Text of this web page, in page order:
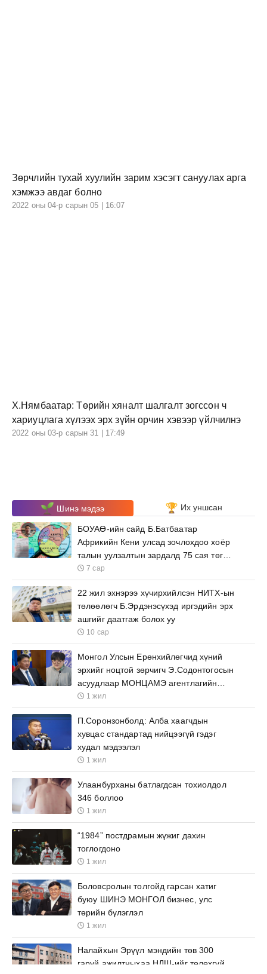
Зөрчлийн тухай хуулийн зарим хэсэгт сануулах арга
хэмжээ авдаг болно
2022 оны 04-р сарын 05 | 16:07
Х.Нямбаатар: Төрийн хяналт шалгалт зогссон ч
хариуцлага хүлээх эрх зүйн орчин хэвээр үйлчилнэ
2022 оны 03-р сарын 31 | 17:49
Шинэ мэдээ Их уншсан
БОУАӨ-ийн сайд Б.Батбаатар
Африкийн Кени улсад зочлохдоо хоёр
талын уулзалтын зардалд 75 сая төгрөг
зарцуулна
7 сар
22 жил эхнэрээ хүчирхийлсэн НИТХ-ын
төлөөлөгч Б.Эрдэнэсүхэд иргэдийн эрх
ашгийг даатгаж болох уу
10 сар
Монгол Улсын Ерөнхийлөгчид хүний
эрхийг ноцтой зөрчигч Э.Содонтогосын
асуудлаар МОНЦАМЭ агентлагийн
ажилтнууд өргөх бичиг барьжээ
1 жил
П.Соронзонболд: Алба хаагчдын
хувцас стандартад нийцээгүй гэдэг
худал мэдээлэл
1 жил
Улаанбурханы батлагдсан тохиолдол
346 боллоо
1 жил
“1984” постдрамын жүжиг дахин
тоглогдоно
1 жил
Боловсролын толгойд гарсан хатиг
буюу ШИНЭ МОНГОЛ бизнес, улс
төрийн бүлэглэл
1 жил
Налайхын Эрүүл мэндийн төв 300
гаруй ажилтныхаа НДШ-ийг төлөхгүй